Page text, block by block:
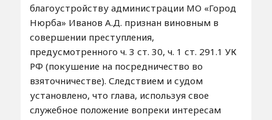
благоустройству администрации МО «Город
Нюрба» Иванов А.Д. признан виновным в
совершении преступления,
предусмотренного ч. 3 ст. 30, ч. 1 ст. 291.1 УК
РФ (покушение на посредничество во
взяточничестве). Следствием и судом
установлено, что глава, используя свое
служебное положение вопреки интересам